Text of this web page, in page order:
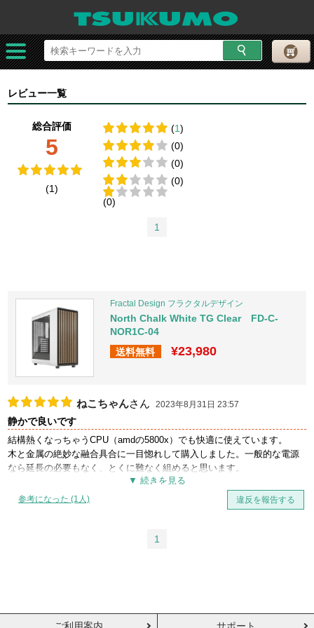
レビュー一覧
総合評価
5
(1)
(1)
(0)
(0)
(0)
(0)
1
Fractal Design フラクタルデザイン
North Chalk White TG Clear FD-C-
NOR1C-04
送料無料
¥23,980
ねこちゃんさん 2023年8月31日 23:57
静かで良いです
結構熱くなっちゃうCPU（amdの5800x）でも快適に使えています。
木と金属の絶妙な融合具合に一目惚れして購入しました。一般的な電源
なら延長の必要もなく、とくに難なく組めると思います。
ただ、フロントの下の左側の穴がもう少し大きいと、配線綺麗にできそ
うだなあとは思います。それでも見た目の良さと付属ファンの静音性は
最高です！部屋がアンティークな雰囲気なので、あまり無機質なものは
たです。木の質感もしっかりありつつ、ちゃんと処理されてるから指に
参考になった (1人) 違反を報告する
1
ご利用案内 サポート